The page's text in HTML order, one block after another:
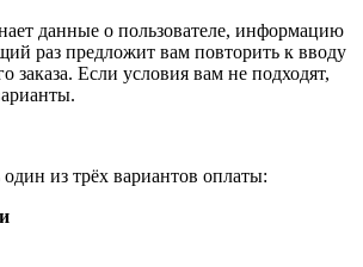
данные о пользователе, информацию
раз предложит вам повторить к вводу
заказа. Если условия вам не подходят,
из трёх вариантов оплаты: